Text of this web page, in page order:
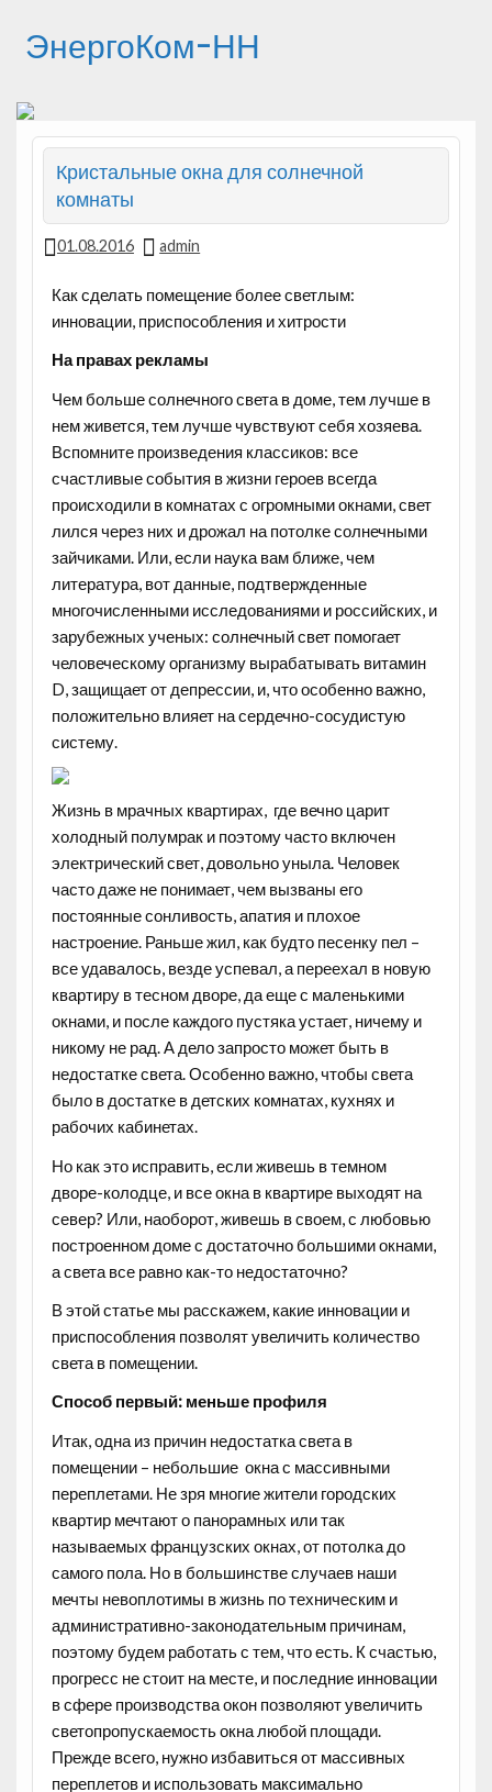
ЭнергоКом-НН
Кристальные окна для солнечной
комнаты
01.08.2016 admin
Как сделать помещение более светлым:
инновации, приспособления и хитрости
На правах рекламы
Чем больше солнечного света в доме, тем лучше в
нем живется, тем лучше чувствуют себя хозяева.
Вспомните произведения классиков: все
счастливые события в жизни героев всегда
происходили в комнатах с огромными окнами, свет
лился через них и дрожал на потолке солнечными
зайчиками. Или, если наука вам ближе, чем
литература, вот данные, подтвержденные
многочисленными исследованиями и российских, и
зарубежных ученых: солнечный свет помогает
человеческому организму вырабатывать витамин
D, защищает от депрессии, и, что особенно важно,
положительно влияет на сердечно-сосудистую
систему.
Жизнь в мрачных квартирах, где вечно царит
холодный полумрак и поэтому часто включен
электрический свет, довольно уныла. Человек
часто даже не понимает, чем вызваны его
постоянные сонливость, апатия и плохое
настроение. Раньше жил, как будто песенку пел –
все удавалось, везде успевал, а переехал в новую
квартиру в тесном дворе, да еще с маленькими
окнами, и после каждого пустяка устает, ничему и
никому не рад. А дело запросто может быть в
недостатке света. Особенно важно, чтобы света
было в достатке в детских комнатах, кухнях и
рабочих кабинетах.
Но как это исправить, если живешь в темном
дворе-колодце, и все окна в квартире выходят на
север? Или, наоборот, живешь в своем, с любовью
построенном доме с достаточно большими окнами,
а света все равно как-то недостаточно?
В этой статье мы расскажем, какие инновации и
приспособления позволят увеличить количество
света в помещении.
Способ первый: меньше профиля
Итак, одна из причин недостатка света в
помещении – небольшие окна с массивными
переплетами. Не зря многие жители городских
квартир мечтают о панорамных или так
называемых французских окнах, от потолка до
самого пола. Но в большинстве случаев наши
мечты невоплотимы в жизнь по техническим и
административно-законодательным причинам,
поэтому будем работать с тем, что есть. К счастью,
прогресс не стоит на месте, и последние инновации
в сфере производства окон позволяют увеличить
светопропускаемость окна любой площади.
Прежде всего, нужно избавиться от массивных
переплетов и использовать максимально